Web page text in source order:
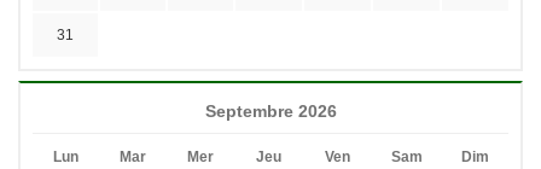
31
Septembre 2026
Lun Mar Mer Jeu Ven Sam Dim